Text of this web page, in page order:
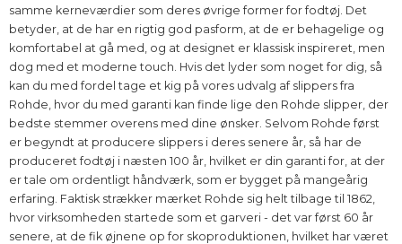
samme kerneværdier som deres øvrige former for fodtøj. Det
betyder, at de har en rigtig god pasform, at de er behagelige og
komfortabel at gå med, og at designet er klassisk inspireret, men
dog med et moderne touch. Hvis det lyder som noget for dig, så
kan du med fordel tage et kig på vores udvalg af slippers fra
Rohde, hvor du med garanti kan finde lige den Rohde slipper, der
bedste stemmer overens med dine ønsker. Selvom Rohde først
er begyndt at producere slippers i deres senere år, så har de
produceret fodtøj i næsten 100 år, hvilket er din garanti for, at der
er tale om ordentligt håndværk, som er bygget på mangeårig
erfaring. Faktisk strækker mærket Rohde sig helt tilbage til 1862,
hvor virksomheden startede som et garveri - det var først 60 år
senere, at de fik øjnene op for skoproduktionen, hvilket har været